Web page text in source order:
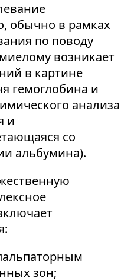
обычно в рамках
по поводу
возникает
в картине
гемоглобина и
анализа
и
со
альбумина).
зон;